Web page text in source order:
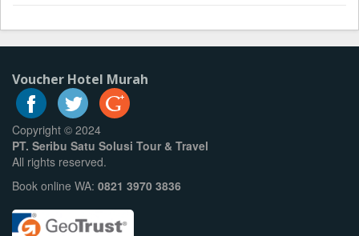
Voucher Hotel Murah
Copyright © 2024
PT. Seribu Satu Solusi Tour & Travel
All rights reserved.
Book online WA: 0821 3970 3836